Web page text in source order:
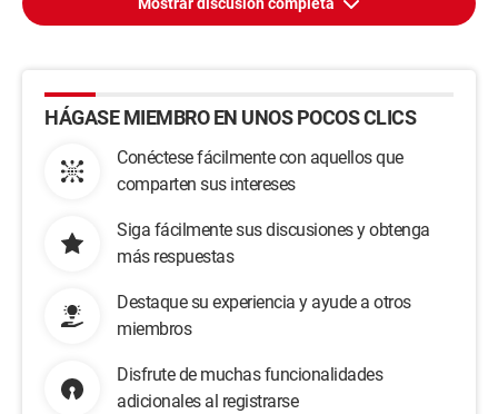
HÁGASE MIEMBRO EN UNOS POCOS CLICS
Conéctese fácilmente con aquellos que
comparten sus intereses
Siga fácilmente sus discusiones y obtenga
más respuestas
Destaque su experiencia y ayude a otros
miembros
Disfrute de muchas funcionalidades
adicionales al registrarse